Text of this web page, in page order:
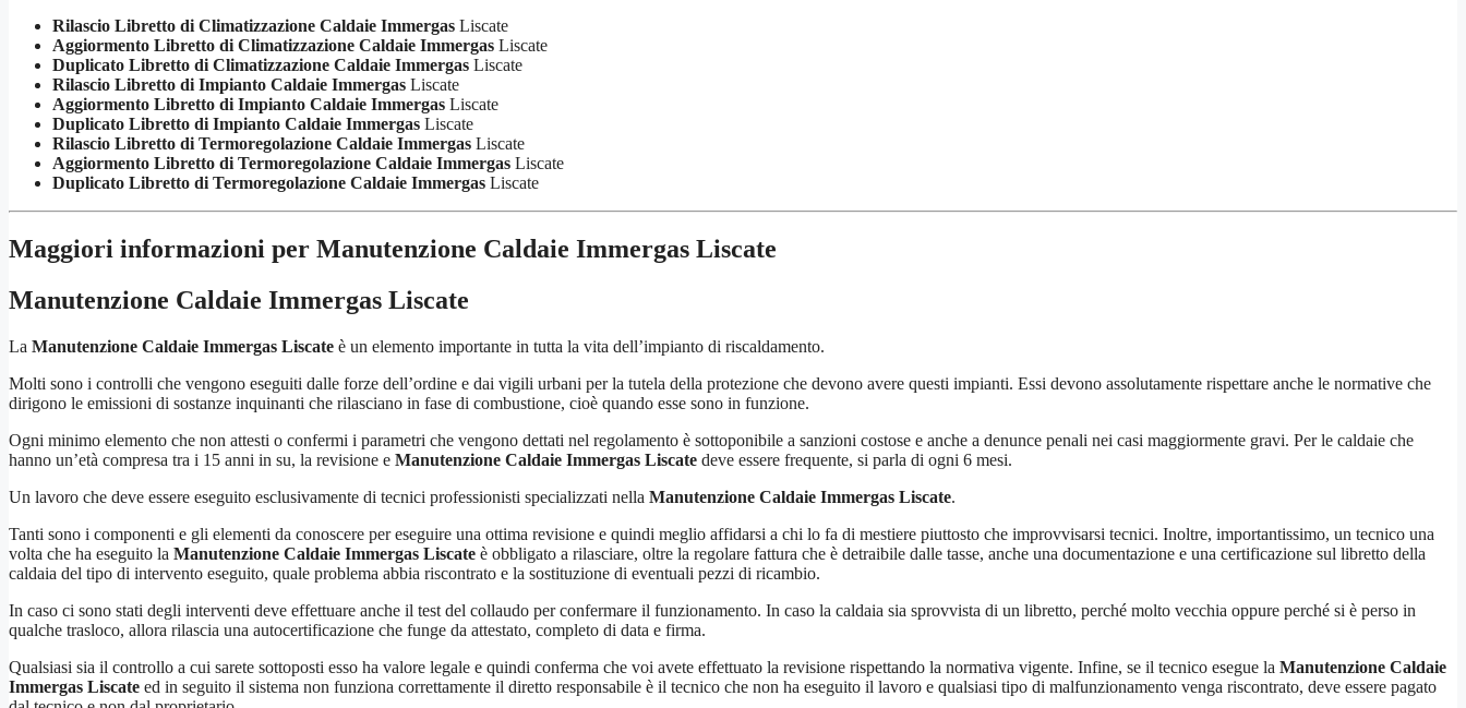
Rilascio Libretto di Climatizzazione Caldaie Immergas Liscate
Aggiormento Libretto di Climatizzazione Caldaie Immergas Liscate
Duplicato Libretto di Climatizzazione Caldaie Immergas Liscate
Rilascio Libretto di Impianto Caldaie Immergas Liscate
Aggiormento Libretto di Impianto Caldaie Immergas Liscate
Duplicato Libretto di Impianto Caldaie Immergas Liscate
Rilascio Libretto di Termoregolazione Caldaie Immergas Liscate
Aggiormento Libretto di Termoregolazione Caldaie Immergas Liscate
Duplicato Libretto di Termoregolazione Caldaie Immergas Liscate
Maggiori informazioni per Manutenzione Caldaie Immergas Liscate
Manutenzione Caldaie Immergas Liscate
La Manutenzione Caldaie Immergas Liscate è un elemento importante in tutta la vita dell’impianto di riscaldamento.
Molti sono i controlli che vengono eseguiti dalle forze dell’ordine e dai vigili urbani per la tutela della protezione che devono avere questi impianti. Essi devono assolutamente rispettare anche le normative che
dirigono le emissioni di sostanze inquinanti che rilasciano in fase di combustione, cioè quando esse sono in funzione.
Ogni minimo elemento che non attesti o confermi i parametri che vengono dettati nel regolamento è sottoponibile a sanzioni costose e anche a denunce penali nei casi maggiormente gravi. Per le caldaie che
hanno un’età compresa tra i 15 anni in su, la revisione e Manutenzione Caldaie Immergas Liscate deve essere frequente, si parla di ogni 6 mesi.
Un lavoro che deve essere eseguito esclusivamente di tecnici professionisti specializzati nella Manutenzione Caldaie Immergas Liscate.
Tanti sono i componenti e gli elementi da conoscere per eseguire una ottima revisione e quindi meglio affidarsi a chi lo fa di mestiere piuttosto che improvvisarsi tecnici. Inoltre, importantissimo, un tecnico una
volta che ha eseguito la Manutenzione Caldaie Immergas Liscate è obbligato a rilasciare, oltre la regolare fattura che è detraibile dalle tasse, anche una documentazione e una certificazione sul libretto della
caldaia del tipo di intervento eseguito, quale problema abbia riscontrato e la sostituzione di eventuali pezzi di ricambio.
In caso ci sono stati degli interventi deve effettuare anche il test del collaudo per confermare il funzionamento. In caso la caldaia sia sprovvista di un libretto, perché molto vecchia oppure perché si è perso in
qualche trasloco, allora rilascia una autocertificazione che funge da attestato, completo di data e firma.
Qualsiasi sia il controllo a cui sarete sottoposti esso ha valore legale e quindi conferma che voi avete effettuato la revisione rispettando la normativa vigente. Infine, se il tecnico esegue la Manutenzione Caldaie
Immergas Liscate ed in seguito il sistema non funziona correttamente il diretto responsabile è il tecnico che non ha eseguito il lavoro e qualsiasi tipo di malfunzionamento venga riscontrato, deve essere pagato